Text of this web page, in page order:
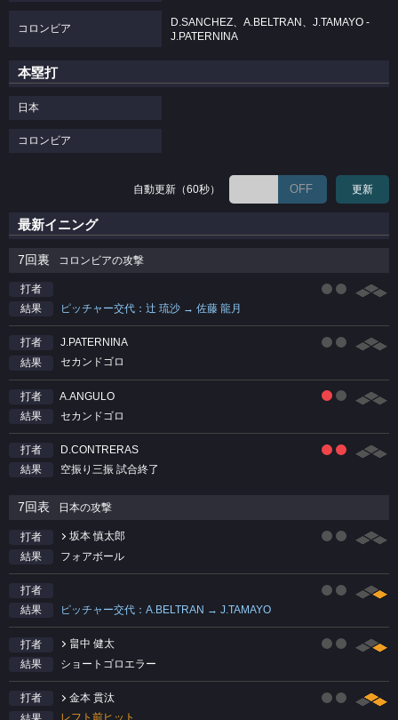
コロンビア
D.SANCHEZ、A.BELTRAN、J.TAMAYO -
J.PATERNINA
本塁打
日本
コロンビア
自動更新（60秒） OFF 更新
最新イニング
7回裏 コロンビアの攻撃
打者
結果
ピッチャー交代：辻 琉沙 → 佐藤 龍月
打者
J.PATERNINA
結果
セカンドゴロ
打者
A.ANGULO
結果
セカンドゴロ
打者
D.CONTRERAS
結果
空振り三振 試合終了
7回表 日本の攻撃
打者
坂本 慎太郎
結果
フォアボール
打者
結果
ピッチャー交代：A.BELTRAN → J.TAMAYO
打者
畠中 健太
結果
ショートゴロエラー
打者
金本 貫汰